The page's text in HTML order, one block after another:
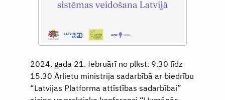
2024. gada 21. februārī no plkst. 9.30 līdz
15.30 Ārlietu ministrija sadarbībā ar biedrību
“Latvijas Platforma attīstības sadarbībai”